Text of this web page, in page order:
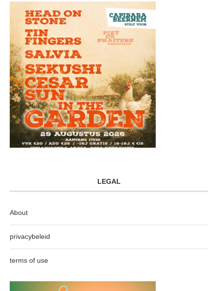
LEGAL
About
privacybeleid
terms of use